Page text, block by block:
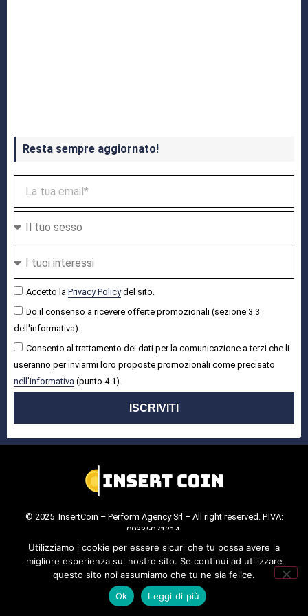
Resta sempre aggiornato!
Accetto la Privacy Policydel sito.
Do il consenso a ricevere offerte promozionali (sezione 3.3
dell'informativa).
Consento al trattamento dei dati per la comunicazione a terzi che li
useranno per inviarmi loro proposte promozionali come precisato
nell'informativa (punto 4.1).
ISCRIVITI
© 2025 InsertCoin – Perform Agency Srl – All right reserved. P.IVA:
09335071214.
Cookie Policy
Privacy Policy.
Utilizziamo i cookie per essere sicuri che tu possa avere la
migliore esperienza sul nostro sito. Se continui ad utilizzare
questo sito noi assumiamo che tu ne sia felice.
Ok
Leggi di più